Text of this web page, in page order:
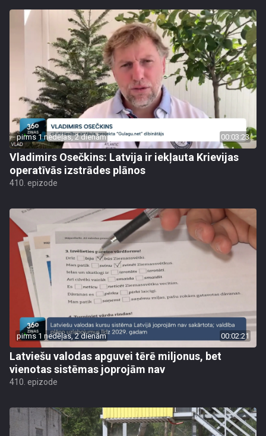
pirms 1 nedēļas, 2 dienām 00:03:23
Vladimirs Osečkins: Latvija ir iekļauta Krievijas
operatīvās izstrādes plānos
410. epizode
pirms 1 nedēļas, 2 dienām 00:02:21
Latviešu valodas apguvei tērē miljonus, bet
vienotas sistēmas joprojām nav
410. epizode